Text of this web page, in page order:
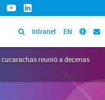
YouTubeLinkedIn
Intranet EN
reunió a decenas